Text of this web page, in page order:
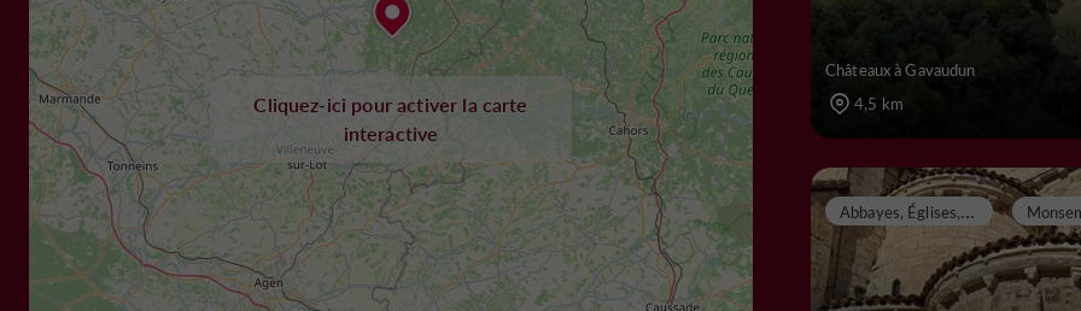
Cliquez-ici pour activer la carte
interactive
Châteaux à Gavaudun
4,5 km
A
bbayes, Églises, Prieurés